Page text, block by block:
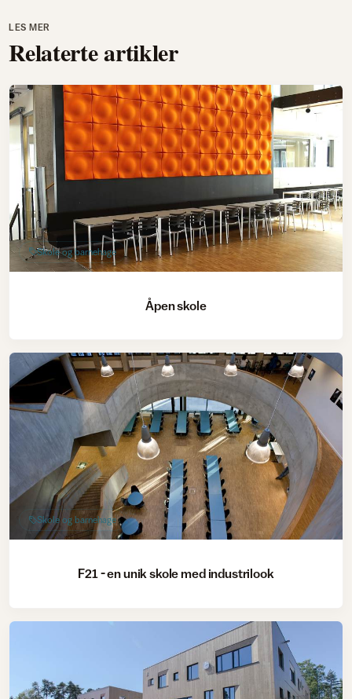
LES MER
Relaterte artikler
Skole og barnehage
Åpen skole
Skole og barnehage
F21 - en unik skole med industrilook